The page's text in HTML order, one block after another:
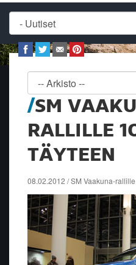
SM
RALLILLE
TÄYTEEN
08.02.2012 / SM Vaakuna-